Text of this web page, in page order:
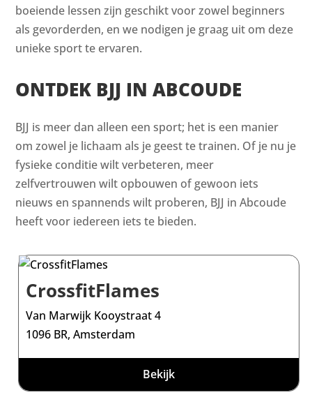
boeiende lessen zijn geschikt voor zowel beginners
als gevorderden, en we nodigen je graag uit om deze
unieke sport te ervaren.
ONTDEK BJJ IN ABCOUDE
BJJ is meer dan alleen een sport; het is een manier
om zowel je lichaam als je geest te trainen. Of je nu je
fysieke conditie wilt verbeteren, meer
zelfvertrouwen wilt opbouwen of gewoon iets
nieuws en spannends wilt proberen, BJJ in Abcoude
heeft voor iedereen iets te bieden.
CrossfitFlames
Van Marwijk Kooystraat 4
1096 BR, Amsterdam
Bekijk